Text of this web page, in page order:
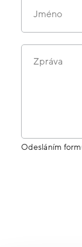
Jméno
Zpráva
Odesláním